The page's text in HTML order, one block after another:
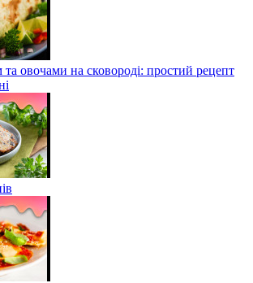
овочами на сковороді: простий рецепт